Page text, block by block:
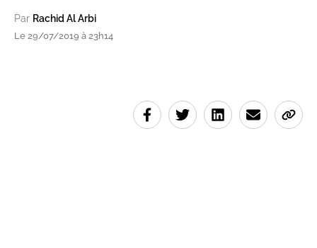
Par Rachid Al Arbi
Le 29/07/2019 à 23h14